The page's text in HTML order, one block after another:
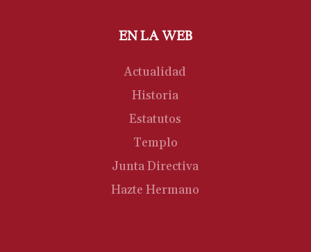
EN LA WEB
Actualidad
Historia
Estatutos
Templo
Junta Directiva
Hazte Hermano